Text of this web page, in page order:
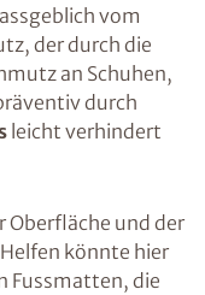
vom
der durch die
an Schuhen,
durch
leicht verhindert
Oberfläche und der
könnte hier
Fussmatten, die